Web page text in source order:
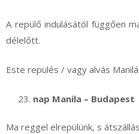
A repülő indulásától függően
délelőtt.
Este repülés / vagy alvás
nap Manila – Budapest
Ma reggel elrepülünk, s